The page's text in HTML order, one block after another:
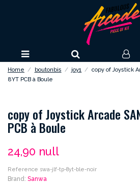
Home boutonbis joy1
copy of Joystick
8YT PCB à Boule
copy of Joystick Arcade
PCB à Boule
24,90 null
Reference swa-jlf-tp-8yt-ble-noir
Brand: Sanwa